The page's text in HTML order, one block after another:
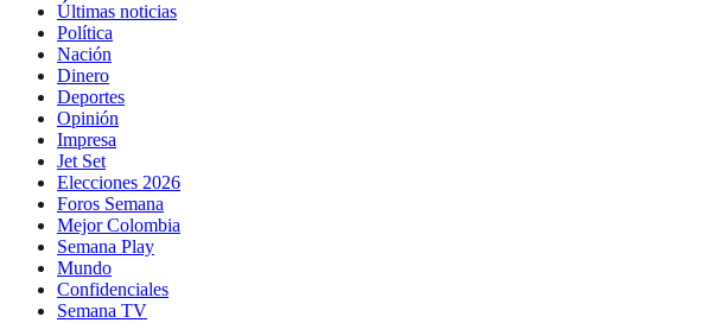
Últimas noticias
Política
Nación
Dinero
Deportes
Opinión
Impresa
Jet Set
Elecciones 2026
Foros Semana
Mejor Colombia
Semana Play
Mundo
Confidenciales
Semana TV